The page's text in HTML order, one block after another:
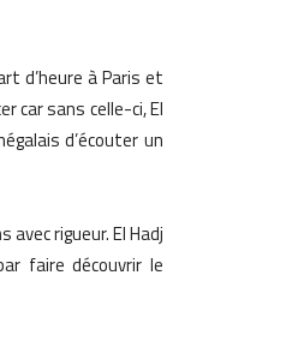
d’heure à Paris et
car sans celle-ci, El
d’écouter un
rigueur. El Hadj
faire découvrir le